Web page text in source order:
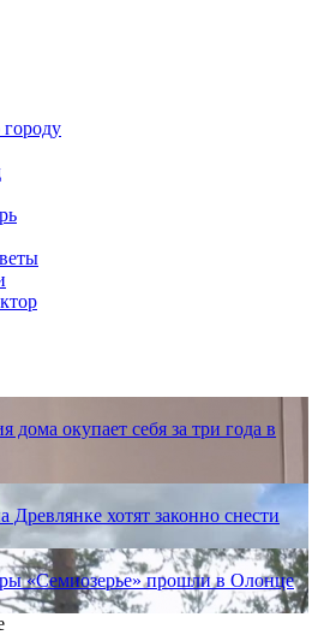
дома окупает себя за три года в
хотят законно снести
«Семиозерье» прошли в Олонце